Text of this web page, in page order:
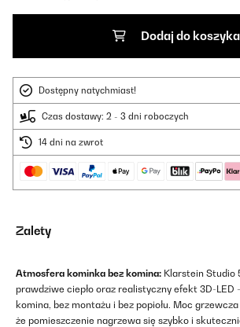
Dodaj do koszyka
Dostępny natychmiast!
Czas dostawy: 2 - 3 dni roboczych
14 dni na zwrot
Zalety
Atmosfera kominka bez komina: Klarstein Studio
prawdziwe ciepło oraz realistyczny efekt 3D-LED
komina, bez montażu i bez popiołu. Moc
że pomieszczenie nagrzewa się szybko i